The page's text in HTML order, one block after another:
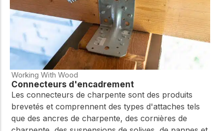
Working With Wood
Connecteurs d'encadrement
Les connecteurs de charpente sont des produits
brevetés et comprennent des types d'attaches tels
que des ancres de charpente, des cornières de